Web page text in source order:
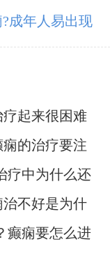
成年人易出现
起来很困难
的治疗要注
疗中为什么还
不好是为什
癫痫要怎么进